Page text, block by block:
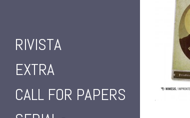
RIVISTA
EXTRA
CALL FOR PAPERS